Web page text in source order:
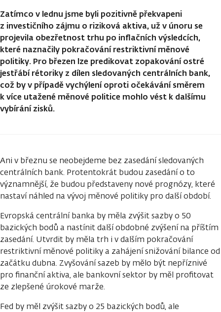
Zatímco v lednu jsme byli pozitivně překvapeni
z investičního zájmu o riziková aktiva, už v únoru se
projevila obezřetnost trhu po inflačních výsledcích,
které naznačily pokračování restriktivní měnové
politiky. Pro březen lze predikovat zopakování ostré
jestřábí rétoriky z dílen sledovaných centrálních bank,
což by v případě vychýlení oproti očekávání směrem
k více utažené měnové politice mohlo vést k dalšímu
vybírání zisků.
Ani v březnu se neobejdeme bez zasedání sledovaných
centrálních bank. Protentokrát budou zasedání o to
významnější, že budou představeny nové prognózy, které
nastaví náhled na vývoj měnové politiky pro další období.
Evropská centrální banka by měla zvýšit sazby o 50
bazických bodů a nastínit další obdobné zvýšení na příštím
zasedání. Utvrdit by měla trh i v dalším pokračování
restriktivní měnové politiky a zahájení snižování bilance od
začátku dubna. Zvyšování sazeb by mělo být nepříznivé
pro finanční aktiva, ale bankovní sektor by měl profitovat
ze zlepšené úrokové marže.
Fed by měl zvýšit sazby o 25 bazických bodů, ale